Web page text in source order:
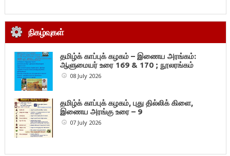
நிகழ்வுகள்
தமிழ்க் காப்புக் கழகம் – இணைய அரங்கம்:
ஆளுமையர் உரை 169 & 170 ; நூலரங்கம்
08 July 2026
தமிழ்க் காப்புக் கழகம், புது தில்லிக் கிளை,
இணைய அரங்கு உரை – 9
07 July 2026